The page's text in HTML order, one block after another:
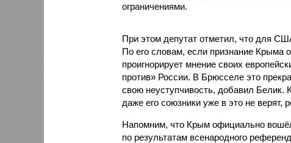
ограничениями.
При этом депутат отметил, что для
По его словам, если признание Крыма
проигнорирует мнение своих
против» России. В Брюсселе это
свою неуступчивость, добавил Белик.
даже его союзники уже в это не верят,
Напомним, что Крым официально
по результатам всенародного